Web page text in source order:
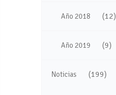
Año 2018 (12)
Año 2019 (9)
Noticias (199)